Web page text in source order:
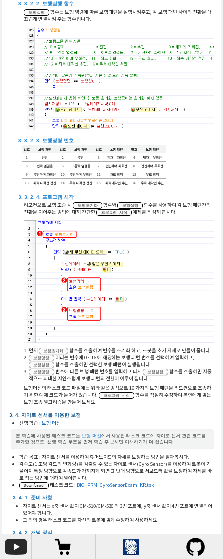
보행실행 함수
보행실행
함수는 보행 명령에 따른 보행 패턴을 실행시켜주고, 각 보행 패턴 사이의 전환을 매
끄럽게 연결시켜 주는 함수입니다.
보행명령 번호
번호 보행 패턴 번호 보행 패턴 번호 보행 패턴 번호
보행 패턴
1
전진 2 후진 3 제자리 좌회전 4
제자리 우회전
5
왼쪽 옆걸음 6 오른쪽 옆걸음 7 전진하며 좌회전 8
전진하며 우회전
9
후진하며 좌회전 10 후진하며 우회전 11 좌로 회피 12
우로 회피
13
좌측 대각선 전진 14 우측 대각선 전진 15 좌측 대각선 후진 16 우측 대각선 후진
프로그램 시작
리모컨으로 보행 조종 시 보행초기화 함수와 보행실행
함수를 사용하여 각 보행 패턴간의
전환을 이어주는 방법에 대해 간단한
프로그램 시작 예제를 작성해 봅시다.
먼저 보행초기화 함수를 호출하여 변수를 초기화 하고, 로봇을 초기 자세로 만들어 줍니다.
보행명령 이라는 변수에 0 ~ 16 에 해당하는 보행 패턴 번호를 선택하여 입력하고,
보행실행 함수를 호출하면 선택한 보행 패턴이 실행됩니다.
보행명령 변수에 다른 보행 패턴 번호를 입력하고 다시 보행실행
함수를 호출하면 자동
적으로 최대한 자연스럽게 보행 패턴의 전환이 이루어 집니다.
보행머신의 태스크 코드 파일에는 위와 같은 방식으로 16 가지의 보행 패턴을 리모컨으로 조종하
기 위한 예제 코드가 들어가 있습니다.
프로그램 시작
함수를 적절히 수정하여 본인에게 맞는
보행 조종 알고리즘을 만들어 보세요.
자이로 센서를 이용한 보정
선행 학습 : 보행 머신
본 학습에 사용된 태스크 코드는 보행 머신에서 사용된 태스크 코드에 자이로 센서 관련 코드를
추가한 것으로, 선행 학습 부분을 먼저 학습 후 보시면 이해하기가 더 쉽습니다.
학습 목표 : 자이로 센서를 이용하여 휴머노이드의 자세를 보정하는 방법을 알아봅시다.
각속도(1 초당 각도의 변화량)를 검출할 수 있는 자이로 센서(Gyro Sensor)를 이용하여 로봇이 기
울어져 특정 방향으로 각속도가 가해지게 되면 그 반대 방향으로 서보모터 값을 보정하여 자세를 바
로 잡는 방법에 대하여 알아봅시다.
Downlaod 태스크 코드 : BIO_PRM_GyroSensorExam_KR.tsk
준비 사항
자이로 센서는 x축 센서 값이 CM-510/CM-530 의 3번 포트에, y축 센서 값이 4번 포트에 연결되어
있어야 합니다.
그 외의 경우 태스크 코드를 자신의 로봇에 맞게 수정하여 사용하세요.
개념 정리
콜백(Callback) 함수 자이로 센서를 이용한 휴머노이드의 자세 보정 값은 콜백(Callback) 함수
이용하여 구합니다. 콜백 함수는 메인 프로그램 루틴과는 독립적으로 동작하는 함수로, 일정 시간
마다 스스로 실행되는 함수입니다. 따라서 일정 시간마다 자이로 센서 값을 이용하여 보정 값을 계